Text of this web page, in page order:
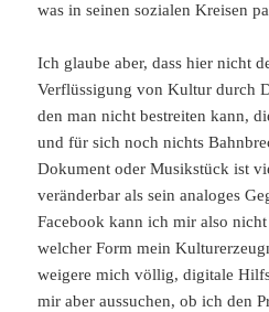
was in seinen sozialen Kreisen
Ich glaube aber, dass hier nicht
Verflüssigung von Kultur durch
den man nicht bestreiten kann,
und für sich noch nichts
Dokument oder Musikstück ist
veränderbar als sein analoges
Facebook kann ich mir also
welcher Form mein
weigere mich völlig, digitale
mir aber aussuchen, ob ich den